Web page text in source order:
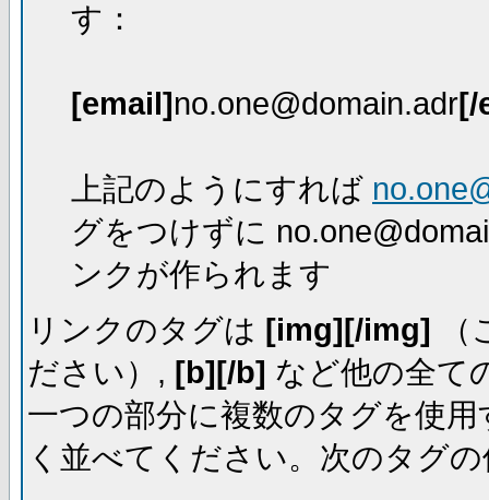
す：
[email]no.one@domain.adr[/
上記のようにすれば
グをつけずに
ンクが作られます
リンクのタグは [img][/img] （
ださい）, [b][/b] など他の全て
一つの部分に複数のタグを使
く並べてください。次のタグ